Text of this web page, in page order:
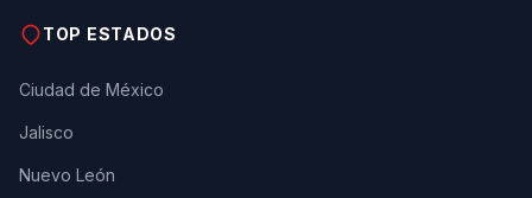
TOP ESTADOS
Ciudad de México
Jalisco
Nuevo León